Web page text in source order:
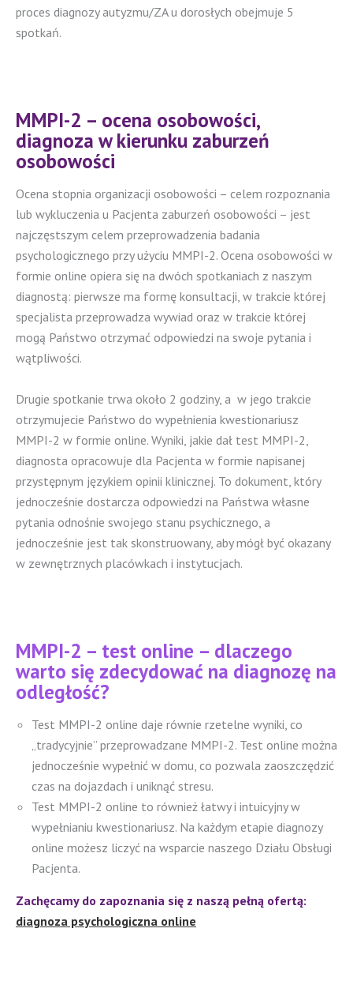
proces diagnozy autyzmu/ZA u dorosłych obejmuje 5
spotkań.
MMPI-2 – ocena osobowości,
diagnoza w kierunku zaburzeń
osobowości
Ocena stopnia organizacji osobowości – celem rozpoznania
lub wykluczenia u Pacjenta zaburzeń osobowości – jest
najczęstszym celem przeprowadzenia badania
psychologicznego przy użyciu MMPI-2. Ocena osobowości w
formie online opiera się na dwóch spotkaniach z naszym
diagnostą: pierwsze ma formę konsultacji, w trakcie której
specjalista przeprowadza wywiad oraz w trakcie której
mogą Państwo otrzymać odpowiedzi na swoje pytania i
wątpliwości.
Drugie spotkanie trwa około 2 godziny, a w jego trakcie
otrzymujecie Państwo do wypełnienia kwestionariusz
MMPI-2 w formie online. Wyniki, jakie dał test MMPI-2,
diagnosta opracowuje dla Pacjenta w formie napisanej
przystępnym językiem opinii klinicznej. To dokument, który
jednocześnie dostarcza odpowiedzi na Państwa własne
pytania odnośnie swojego stanu psychicznego, a
jednocześnie jest tak skonstruowany, aby mógł być okazany
w zewnętrznych placówkach i instytucjach.
MMPI-2 – test online – dlaczego
warto się zdecydować na diagnozę na
odległość?
Test MMPI-2 online daje równie rzetelne wyniki, co
„tradycyjnie” przeprowadzane MMPI-2. Test online można
jednocześnie wypełnić w domu, co pozwala zaoszczędzić
czas na dojazdach i uniknąć stresu.
Test MMPI-2 online to również łatwy i intuicyjny w
wypełnianiu kwestionariusz. Na każdym etapie diagnozy
online możesz liczyć na wsparcie naszego Działu Obsługi
Pacjenta.
Zachęcamy do zapoznania się z naszą pełną ofertą:
diagnoza psychologiczna online